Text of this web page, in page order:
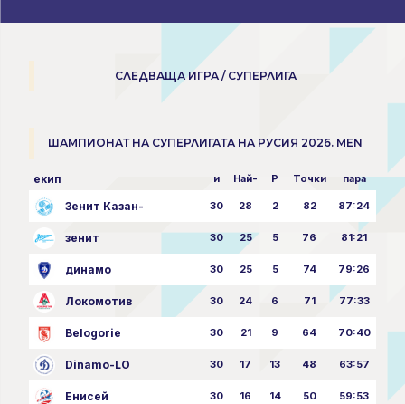
СЛЕДВАЩА ИГРА / СУПЕРЛИГА
ШАМПИОНАТ НА СУПЕРЛИГАТА НА РУСИЯ 2026. MEN
екип и Най- P Точки пара
Зенит Казан- 30 28 2 82 87:24
зенит 30 25 5 76 81:21
динамо 30 25 5 74 79:26
Локомотив 30 24 6 71 77:33
Belogorie 30 21 9 64 70:40
Dinamo-LO 30 17 13 48 63:57
Енисей 30 16 14 50 59:53